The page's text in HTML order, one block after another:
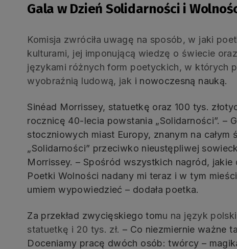
Gala w Dzień Solidarności i
Komisja zwróciła uwagę na sposób, w jaki
kulturami, jej imponującą wiedzę o świecie
językami różnych form poetyckich, w których
wyobraźnią ludową, jak i nowoczesną nauką.
Sinéad Morrissey, statuetkę oraz 100 tys.
rocznicę 40-lecia powstania „Solidarności”.–
stoczniowych miast Europy, znanym na
„Solidarności” przeciwko nieustępliwej
Morrissey. – Spośród wszystkich nagród, jakie
Poetki Wolności nadany mi teraz i w tym
umiem wypowiedzieć – dodała poetka.
Za przekład zwycięskiego tomu na język
statuetkę i 20 tys. zł. – Co niezmiernie ważne
Doceniamy pracę dwóch osób: twórcy –